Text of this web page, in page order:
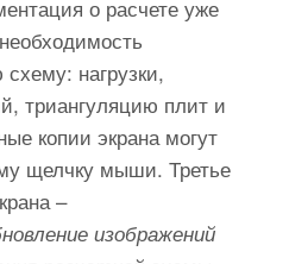
о расчете уже
нагрузки,
триангуляцию плит и
копии экрана могут
щелчку мыши. Третье
–
изображений